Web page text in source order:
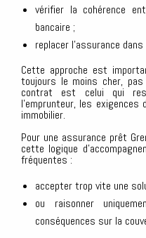
vérifier la cohérence
bancaire ;
replacer l’assurance
Cette approche est
toujours le moins cher,
contrat est celui qui
l’emprunteur, les exigences
immobilier.
Pour une assurance prêt
cette logique
fréquentes :
accepter trop vite une
ou raisonner
conséquences sur la